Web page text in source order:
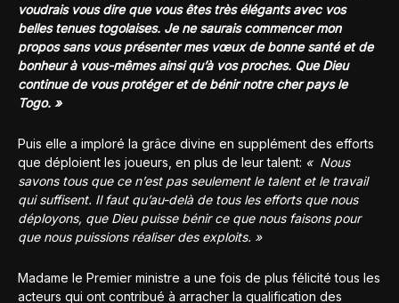
voudrais vous dire que vous êtes très élégants avec vos
belles tenues togolaises. Je ne saurais commencer mon
propos sans vous présenter mes vœux de bonne santé et de
bonheur à vous-mêmes ainsi qu’à vos proches. Que Dieu
continue de vous protéger et de bénir notre cher pays le
Togo. »
Puis elle a imploré la grâce divine en supplément des efforts
que déploient les joueurs, en plus de leur talent: « Nous
savons tous que ce n’est pas seulement le talent et le travail
qui suffisent. Il faut qu’au-delà de tous les efforts que nous
déployons, que Dieu puisse bénir ce que nous faisons pour
que nous puissions réaliser des exploits. »
Madame le Premier ministre a une fois de plus félicité tous les
acteurs qui ont contribué à arracher la qualification des